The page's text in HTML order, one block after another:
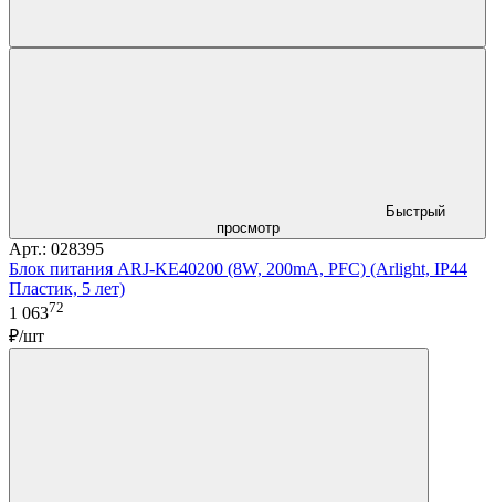
Быстрый
просмотр
Арт.: 028395
Блок питания ARJ-KE40200 (8W, 200mA, PFC) (Arlight, IP44
Пластик, 5 лет)
1 06372
₽/шт